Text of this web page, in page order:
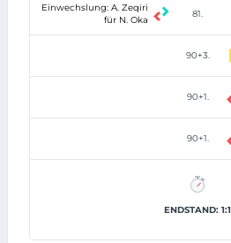
Einwechslung: A. Zeqiri
für N. Oka
81.
90+3.
90+1.
90+1.
ENDSTAND: 1:1